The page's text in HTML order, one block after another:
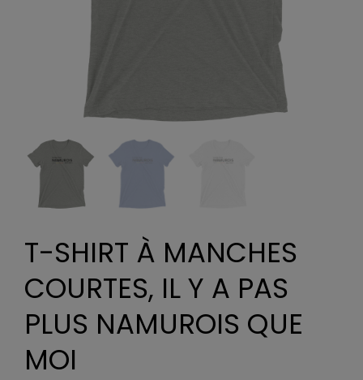
T-SHIRT À MANCHES
COURTES, IL Y A PAS
PLUS NAMUROIS QUE
MOI